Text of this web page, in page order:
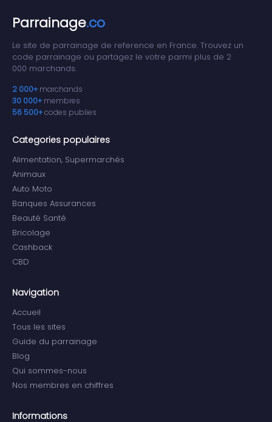
Parrainage.co
Le site de parrainage de reference en France. Trouvez un
code parrainage ou partagez le votre parmi plus de 2
000 marchands.
2 000+ marchands
30 000+ membres
56 500+codes publies
Categories populaires
Alimentation, Supermarchés
Animaux
Auto Moto
Banques Assurances
Beauté Santé
Bricolage
Cashback
CBD
Navigation
Accueil
Tous les sites
Guide du parrainage
Blog
Qui sommes-nous
Nos membres en chiffres
Informations